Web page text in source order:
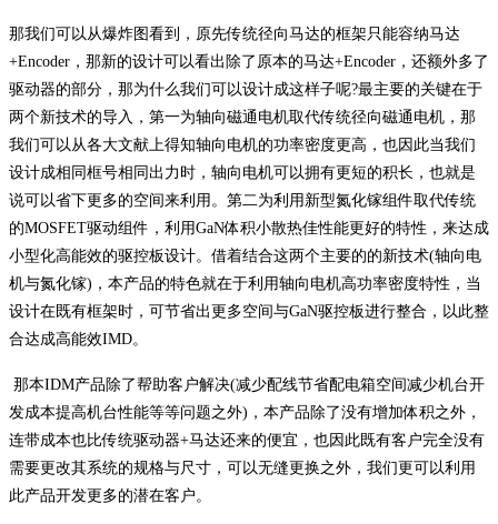
那我们可以从爆炸图看到，原先传统径向马达的框架只能容纳马达
+Encoder，那新的设计可以看出除了原本的马达+Encoder，还额外多了
驱动器的部分，那为什么我们可以设计成这样子呢?最主要的关键在于
两个新技术的导入，第一为轴向磁通电机取代传统径向磁通电机，那
我们可以从各大文献上得知轴向电机的功率密度更高，也因此当我们
设计成相同框号相同出力时，轴向电机可以拥有更短的积长，也就是
说可以省下更多的空间来利用。第二为利用新型氮化镓组件取代传统
的MOSFET驱动组件，利用GaN体积小散热佳性能更好的特性，来达成
小型化高能效的驱控板设计。借着结合这两个主要的的新技术(轴向电
机与氮化镓)，本产品的特色就在于利用轴向电机高功率密度特性，当
设计在既有框架时，可节省出更多空间与GaN驱控板进行整合，以此整
合达成高能效IMD。
那本IDM产品除了帮助客户解决(减少配线节省配电箱空间减少机台开
发成本提高机台性能等等问题之外)，本产品除了没有增加体积之外，
连带成本也比传统驱动器+马达还来的便宜，也因此既有客户完全没有
需要更改其系统的规格与尺寸，可以无缝更换之外，我们更可以利用
此产品开发更多的潜在客户。